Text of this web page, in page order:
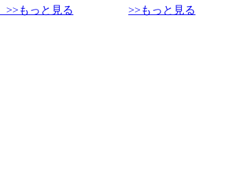
>>もっと見る
>>もっと見る